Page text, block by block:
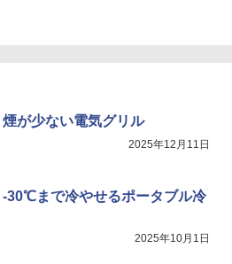
煙が少ない電気グリル
2025年12月11日
-30℃まで冷やせるポータブル冷
2025年10月1日